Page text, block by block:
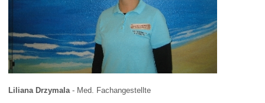
Liliana Drzymala- Med. Fachangestellte